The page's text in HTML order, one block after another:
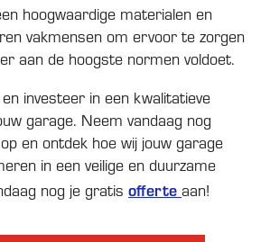
hoogwaardige materialen en
vakmensen om ervoor te zorgen
aan de hoogste normen voldoet.
investeer in een kwalitatieve
garage. Neem vandaag nog
en ontdek hoe wij jouw garage
in een veilige en duurzame
nog je gratis offerte aan!